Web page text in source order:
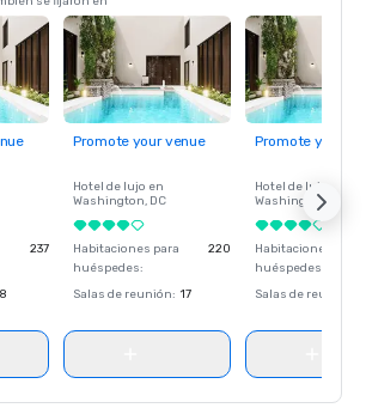
237
8
Promote your venue
Hotel de lujo en
Washington, DC
Habitaciones para
huéspedes:
220
Salas de reunión: 17
Promote your
Hotel de lujo en
Washington
Habitaciones para
huéspedes
Salas de reunión